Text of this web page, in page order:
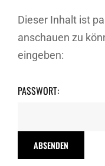
Dieser Inhalt ist
anschauen zu
eingeben:
PASSWORT: